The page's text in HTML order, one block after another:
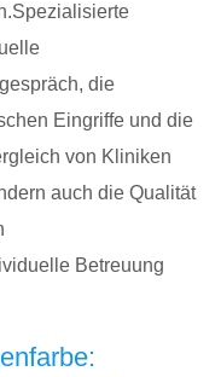
die
Eingriffe und die
von Kliniken
auch die Qualität
Betreuung